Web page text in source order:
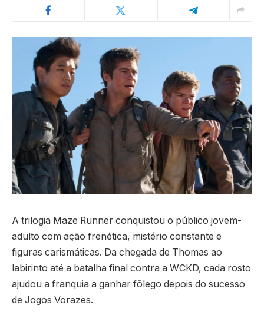
A trilogia Maze Runner conquistou o público jovem-
adulto com ação frenética, mistério constante e
figuras carismáticas. Da chegada de Thomas ao
labirinto até a batalha final contra a WCKD, cada rosto
ajudou a franquia a ganhar fôlego depois do sucesso
de Jogos Vorazes.